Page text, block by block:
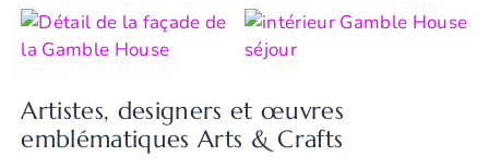
Artistes, designers et œuvres
emblématiques Arts & Crafts